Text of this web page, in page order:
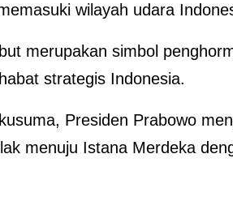
wilayah udara
merupakan simbol
strategis Indonesia.
Presiden Prabowo
menuju Istana Merdeka